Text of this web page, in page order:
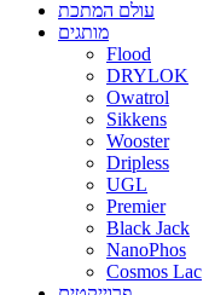
עולם המתכת
מותגים
Flood
DRYLOK
Owatrol
Sikkens
Wooster
Dripless
UGL
Premier
Black Jack
NanoPhos
Cosmos Lac